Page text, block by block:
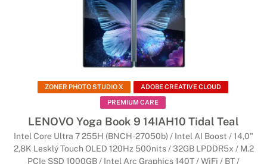
ZONER PHOTO STUDIO X ADOBE CREATIVE CLOUD
PREMIUM CARE
LENOVO Yoga Book 9 14IAH10 Tidal Teal
Intel Core Ultra 7 255H (BNCH-27050b) / Intel AI Boost / 14,0"
2,8K Lesklý Touch OLED 120Hz 500nits / 32GB LPDDR5x / M.2
PCIe SSD 1000GB / Intel Arc Graphics 140T / WiFi / BT /